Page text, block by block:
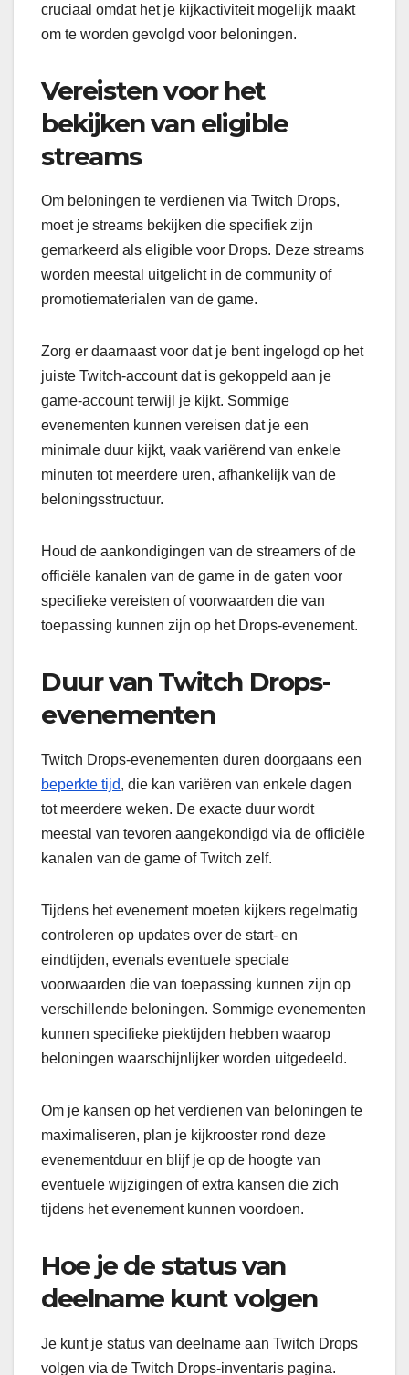
cruciaal omdat het je kijkactiviteit mogelijk maakt
om te worden gevolgd voor beloningen.
Vereisten voor het
bekijken van eligible
streams
Om beloningen te verdienen via Twitch Drops,
moet je streams bekijken die specifiek zijn
gemarkeerd als eligible voor Drops. Deze streams
worden meestal uitgelicht in de community of
promotiematerialen van de game.
Zorg er daarnaast voor dat je bent ingelogd op het
juiste Twitch-account dat is gekoppeld aan je
game-account terwijl je kijkt. Sommige
evenementen kunnen vereisen dat je een
minimale duur kijkt, vaak variërend van enkele
minuten tot meerdere uren, afhankelijk van de
beloningsstructuur.
Houd de aankondigingen van de streamers of de
officiële kanalen van de game in de gaten voor
specifieke vereisten of voorwaarden die van
toepassing kunnen zijn op het Drops-evenement.
Duur van Twitch Drops-
evenementen
Twitch Drops-evenementen duren doorgaans een
beperkte tijd, die kan variëren van enkele dagen
tot meerdere weken. De exacte duur wordt
meestal van tevoren aangekondigd via de officiële
kanalen van de game of Twitch zelf.
Tijdens het evenement moeten kijkers regelmatig
controleren op updates over de start- en
eindtijden, evenals eventuele speciale
voorwaarden die van toepassing kunnen zijn op
verschillende beloningen. Sommige evenementen
kunnen specifieke piektijden hebben waarop
beloningen waarschijnlijker worden uitgedeeld.
Om je kansen op het verdienen van beloningen te
maximaliseren, plan je kijkrooster rond deze
evenementduur en blijf je op de hoogte van
eventuele wijzigingen of extra kansen die zich
tijdens het evenement kunnen voordoen.
Hoe je de status van
deelname kunt volgen
Je kunt je status van deelname aan Twitch Drops
volgen via de Twitch Drops-inventaris pagina.